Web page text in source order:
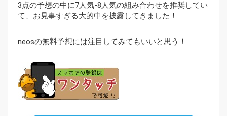
3点の予想の中に7人気-8人気の組み合わせを推奨してい
て、お見事すぎる大的中を披露してきました！
neosの無料予想には注目してみてもいいと思う！